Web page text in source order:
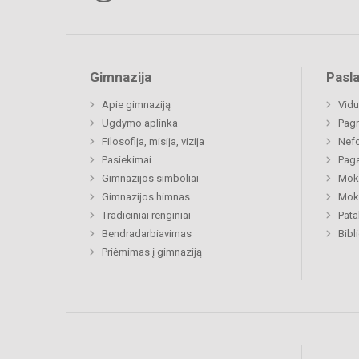
Gimnazija
Apie gimnaziją
Ugdymo aplinka
Filosofija, misija, vizija
Pasiekimai
Gimnazijos simboliai
Gimnazijos himnas
Tradiciniai renginiai
Bendradarbiavimas
Priėmimas į gimnaziją